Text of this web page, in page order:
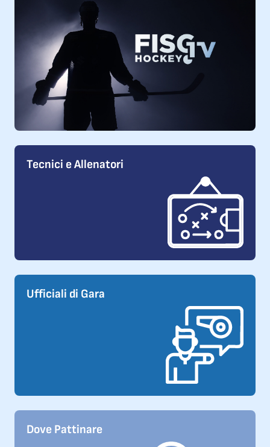
Tecnici e Allenatori
Ufficiali di Gara
Dove Pattinare